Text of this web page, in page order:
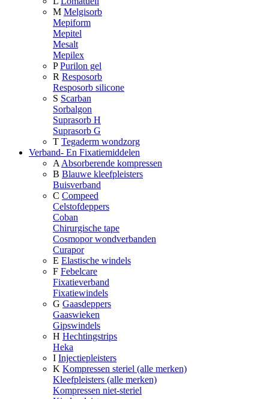
M Melgisorb
Mepiform
Mepitel
Mesalt
Mepilex
P Purilon gel
R Resposorb
Resposorb silicone
S Scarban
Sorbalgon
Suprasorb H
Suprasorb G
T Tegaderm wondzorg
Verband- En Fixatiemiddelen
A Absorberende kompressen
B Blauwe kleefpleisters
Buisverband
C Compeed
Celstofdeppers
Coban
Chirurgische tape
Cosmopor wondverbanden
Curapor
E Elastische windels
F Febelcare
Fixatieverband
Fixatiewindels
G Gaasdeppers
Gaaswieken
Gipswindels
H Hechtingstrips
Heka
I Injectiepleisters
K Kompressen steriel (alle merken)
Kleefpleisters (alle merken)
Kompressen niet-steriel